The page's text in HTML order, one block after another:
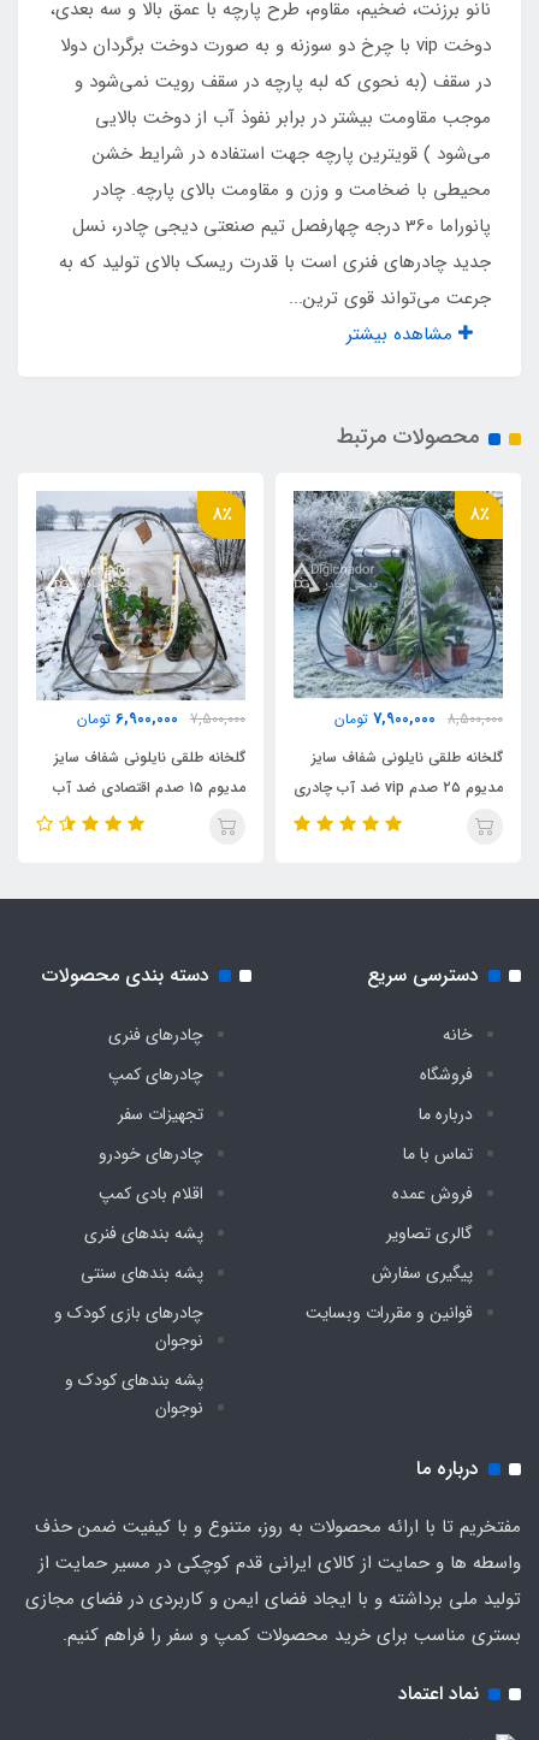
تعداد پنجره
5 عدد مجهز به توری پشه‌ بند حریر
اقلام همراه
چتر و کیف حمل
نوع دوخت داخل
حلقه D
8 عدد در بدنه و کف
قطر جمع شده چادر
حدود 85 سانت
مناسب برای نشستن
8 نفر
مناسب برای خواب
نانو برزنت، ضخیم، مقاوم، طرح پارچه با عمق بالا و سه بعدی،
دوخت vip با چرخ دو سوزنه و به صورت دوخت برگردان دولا
در سقف (به نحوی که لبه پارچه در سقف رویت نمی‌شود و
موجب مقاومت بیشتر در برابر نفوذ آب از دوخت بالایی
می‌شود ) قویترین پارچه جهت استفاده در شرایط خشن
محیطی با ضخامت و وزن و مقاومت بالای پارچه. چادر
پانوراما 360 درجه چهارفصل تیم صنعتی دیجی چادر، نسل
جدید چادرهای فنری است با قدرت ریسک بالای تولید که به
جرعت می‌تواند قوی ترین...
مشاهده بیشتر
محصولات مرتبط
8٪
8,500,000
7,900,000 تومان
گلخانه طلقی نایلونی شفاف سایز
مدیوم ۲۵ صدم vip ضد آب چادری
فنری بدون کف دیجی چادر
8٪
7,500,000
6,900,000 تومان
گلخانه طلقی نایلونی شفاف سایز
مدیوم ۱۵ صدم اقتصادی ضد آب
چادری فنری بدون کف دیجی چادر
نماد اعتماد
دسترسی سریع
خانه
فروشگاه
درباره ما
تماس با ما
فروش عمده
گالری تصاویر
پیگیری سفارش
قوانین و مقررات وبسایت
دسته بندی محصولات
چادرهای فنری
چادرهای کمپ
تجهیزات سفر
چادرهای خودرو
اقلام بادی کمپ
پشه‌ بندهای فنری
پشه‌ بندهای سنتی
چادرهای بازی کودک و
نوجوان
پشه‌ بندهای کودک و
نوجوان
درباره ما
مفتخریم تا با ارائه محصولات به روز، متنوع و با کیفیت ضمن حذف
واسطه ها و حمایت از کالای ایرانی قدم کوچکی در مسیر حمایت از
تولید ملی برداشته و با ایجاد فضای ایمن و کاربردی در فضای مجازی
بستری مناسب برای خرید محصولات کمپ و سفر را فراهم کنیم.